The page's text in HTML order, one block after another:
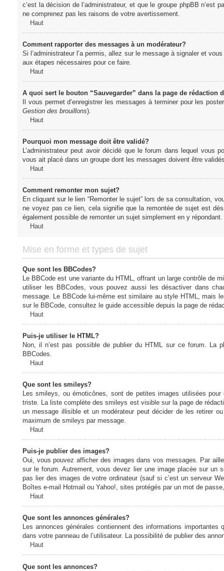
c’est la décision de l’administrateur, et que le groupe phpBB n’est
ne comprenez pas les raisons de votre avertissement.
Haut
Comment rapporter des messages à un modérateur?
Si l’administrateur l’a permis, allez sur le message à signaler et
aux étapes nécessaires pour ce faire.
Haut
A quoi sert le bouton “Sauvegarder” dans la page de rédaction
Il vous permet d’enregistrer les messages à terminer pour les
Gestion des brouillons).
Haut
Pourquoi mon message doit être validé?
L’administrateur peut avoir décidé que le forum dans lequel vous
vous ait placé dans un groupe dont les messages doivent être
Haut
Comment remonter mon sujet?
En cliquant sur le lien “Remonter le sujet” lors de sa consultation,
ne voyez pas ce lien, cela signifie que la remontée de sujet est
également possible de remonter un sujet simplement en y
Haut
Mise en forme et types de sujet
Que sont les BBCodes?
Le BBCode est une variante du HTML, offrant un large contrôle de
utiliser les BBCodes, vous pouvez aussi les désactiver dans
message. Le BBCode lui-même est similaire au style HTML, mais
sur le BBCode, consultez le guide accessible depuis la page de
Haut
Puis-je utiliser le HTML?
Non, il n’est pas possible de publier du HTML sur ce forum. La
BBCodes.
Haut
Que sont les smileys?
Les smileys, ou émoticônes, sont de petites images utilisées
triste. La liste complète des smileys est visible sur la page de
un message illisible et un modérateur peut décider de les retirer
maximum de smileys par message.
Haut
Puis-je publier des images?
Oui, vous pouvez afficher des images dans vos messages. Par
sur le forum. Autrement, vous devez lier une image placée sur un
pas lier des images de votre ordinateur (sauf si c’est un serveur
Boîtes e-mail Hotmail ou Yahoo!, sites protégés par un mot de
Haut
Que sont les annonces générales?
Les annonces générales contiennent des informations
dans votre panneau de l’utilisateur. La possibilité de publier des
Haut
Que sont les annonces?